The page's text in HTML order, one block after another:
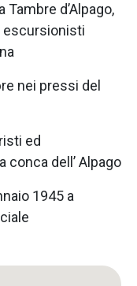
a Tambre d’Alpago,
escursionisti
nei pressi del
ed
dell’ Alpago
1945 a